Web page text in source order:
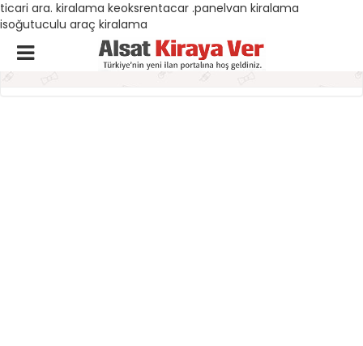
ticari ara. kiralama keoksrentacar .panelvan kiralama
isoğutuculu araç kiralama